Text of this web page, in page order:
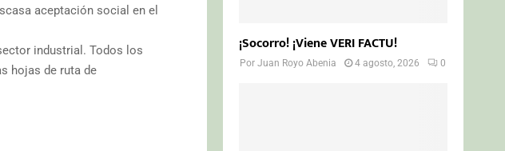
aceptación social en el
industrial. Todos los
hojas de ruta de
¡Socorro! ¡Viene VERI FACTU!
PorJuan Royo Abenia 4 agosto, 2026 0